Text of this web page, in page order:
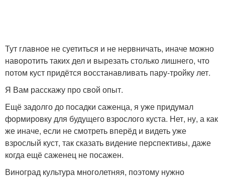
Тут главное не суетиться и не нервничать, иначе можно
наворотить таких дел и вырезать столько лишнего, что
потом куст придётся восстанавливать пару-тройку лет.
Я Вам расскажу про свой опыт.
Ещё задолго до посадки саженца, я уже придумал
формировку для будущего взрослого куста. Нет, ну, а как
же иначе, если не смотреть вперёд и видеть уже
взрослый куст, так сказать видение перспективы, даже
когда ещё саженец не посажен.
Виноград культура многолетняя, поэтому нужно